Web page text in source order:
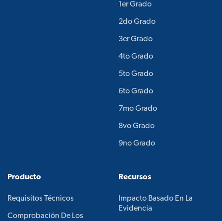
1er Grado
2do Grado
3er Grado
4to Grado
5to Grado
6to Grado
7mo Grado
8vo Grado
9no Grado
Producto
Requisitos Técnicos
Comprobación De Los
Recursos
Impacto Basado En La
Evidencia